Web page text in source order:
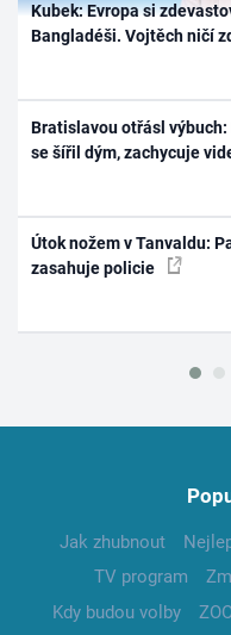
Kubek: Evropa si
Bangladéši. Vojtěch ničí
Bratislavou otřásl
se šířil dým, zachycuje
Útok nožem v Tanvaldu:
zasahuje policie
Jak zhubnout
TV program
Kdy budou volby